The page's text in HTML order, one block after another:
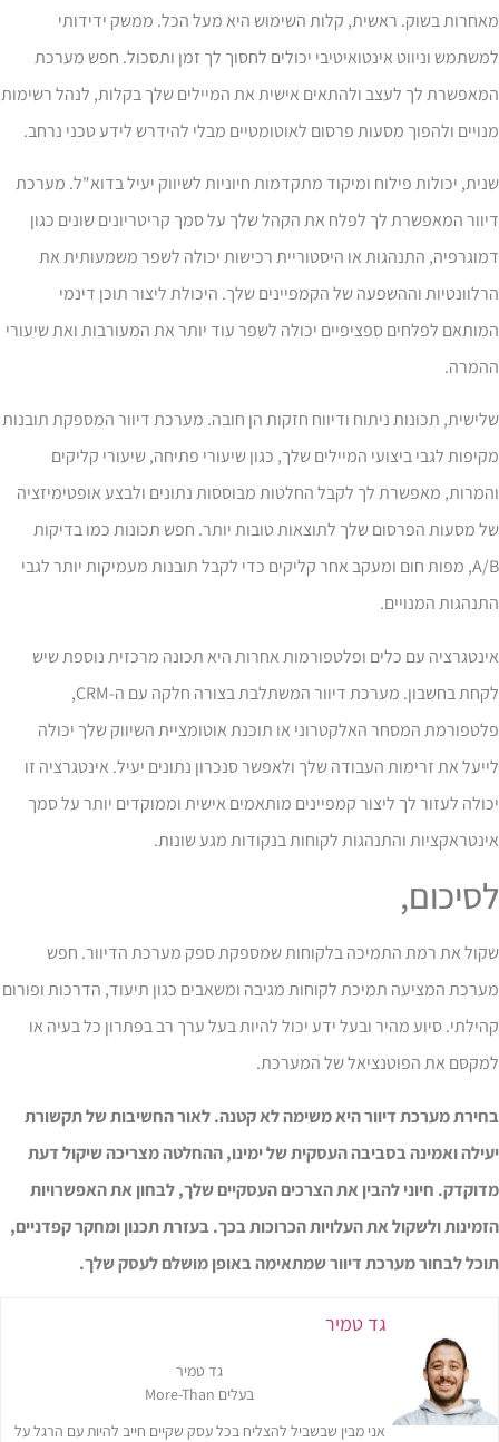
בשוק. ראשית, קלות השימוש היא מעל הכל. ממשק ידידותי
וניווט אינטואיטיבי יכולים לחסוך לך זמן ותסכול. חפש מערכת
לך לעצב ולהתאים אישית את המיילים שלך בקלות, לנהל רשימות
ולהפוך מסעות פרסום לאוטומטיים מבלי להידרש לידע טכני נרחב.
יכולות פילוח ומיקוד מתקדמות חיוניות לשיווק יעיל בדוא"ל. מערכת
המאפשרת לך לפלח את הקהל שלך על סמך קריטריונים שונים כגון
התנהגות או היסטוריית רכישות יכולה לשפר משמעותית את
וההשפעה של הקמפיינים שלך. היכולת ליצור תוכן דינמי
לפלחים ספציפיים יכולה לשפר עוד יותר את המעורבות ואת שיעורי
תכונות ניתוח ודיווח חזקות הן חובה. מערכת דיוור המספקת תובנות
לגבי ביצועי המיילים שלך, כגון שיעורי פתיחה, שיעורי קליקים
מאפשרת לך לקבל החלטות מבוססות נתונים ולבצע אופטימיזציה
מסעות הפרסום שלך לתוצאות טובות יותר. חפש תכונות כמו בדיקות
A/B, מפות חום ומעקב אחר קליקים כדי לקבל תובנות מעמיקות יותר לגבי
המנויים.
עם כלים ופלטפורמות אחרות היא תכונה מרכזית נוספת שיש
לקחת בחשבון. מערכת דיוור המשתלבת בצורה חלקה עם ה-CRM,
המסחר האלקטרוני או תוכנת אוטומציית השיווק שלך יכולה
את זרימות העבודה שלך ולאפשר סנכרון נתונים יעיל. אינטגרציה זו
לעזור לך ליצור קמפיינים מותאמים אישית וממוקדים יותר על סמך
והתנהגות לקוחות בנקודות מגע שונות.
את רמת התמיכה בלקוחות שמספקת ספק מערכת הדיוור. חפש
המציעה תמיכת לקוחות מגיבה ומשאבים כגון תיעוד, הדרכות ופורום
סיוע מהיר ובעל ידע יכול להיות בעל ערך רב בפתרון כל בעיה או
את הפוטנציאל של המערכת.
מערכת דיוור היא משימה לא קטנה. לאור החשיבות של תקשורת
ואמינה בסביבה העסקית של ימינו, ההחלטה מצריכה שיקול דעת
חיוני להבין את הצרכים העסקיים שלך, לבחון את האפשרויות
ולשקול את העלויות הכרוכות בכך. בעזרת תכנון ומחקר קפדניים,
לבחור מערכת דיוור שמתאימה באופן מושלם לעסק שלך.
גד טמיר
גד טמיר
בעלים More-Than
אני מבין שבשביל להצליח בכל עסק שקיים חייב להיות עם הרגל על